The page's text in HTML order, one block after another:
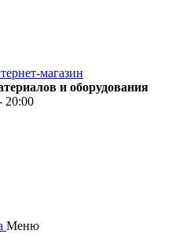
и оборудования
20:00
Меню